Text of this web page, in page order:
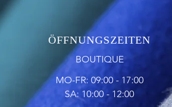
ÖFFNUNGSZEITEN
BOUTIQUE
MO-FR: 09:00 - 17:00
SA: 10:00 - 12:00